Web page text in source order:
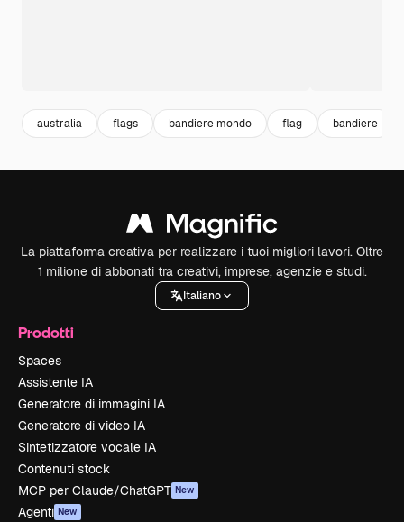
australia flags bandiere mondo flag bandiere
La piattaforma creativa per realizzare i tuoi migliori lavori. Oltre
1 milione di abbonati tra creativi, imprese, agenzie e studi.
Italiano
Prodotti
Spaces
Assistente IA
Generatore di immagini IA
Generatore di video IA
Sintetizzatore vocale IA
Contenuti stock
MCP per Claude/ChatGPT New
Agenti New